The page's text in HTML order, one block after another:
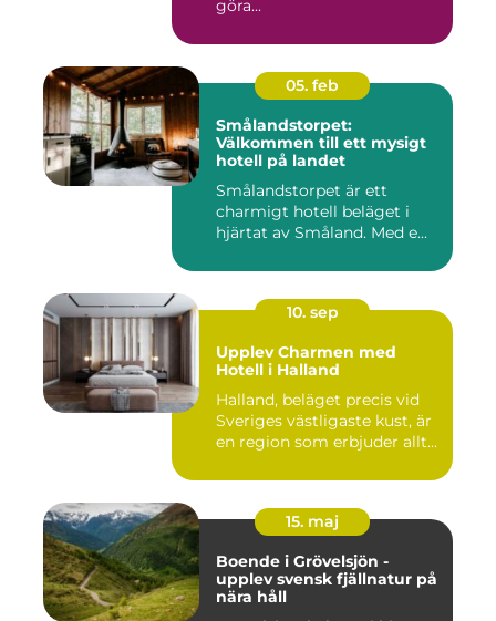
göra...
05. feb
Smålandstorpet:
Välkommen till ett mysigt
hotell på landet
Smålandstorpet är ett
charmigt hotell beläget i
hjärtat av Småland. Med e...
10. sep
Upplev Charmen med
Hotell i Halland
Halland, beläget precis vid
Sveriges västligaste kust, är
en region som erbjuder allt...
15. maj
Boende i Grövelsjön -
upplev svensk fjällnatur på
nära håll